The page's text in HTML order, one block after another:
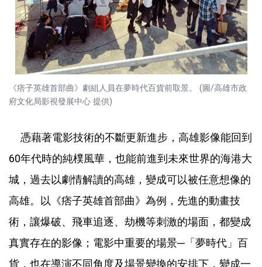
《痞子英雄首部曲》劇組人員在夢時代百貨前取景。 (圖/高雄市政
府文化局影視發展中心 提供)
憑藉著電影技術的不斷更新進步，高雄影像能回到
60年代時的純樸風華，也能前進到未來世界的海港大
城，過去以劇情解讀的高雄，變成可以被任意想像的
高雄。以《痞子英雄首部曲》為例，先進的動畫技
術，讓爆破、飛車追逐、劫機等刺激的場面，都變成
真實存在的影像；電影中重要的場景─「夢時代」百
貨，也在導演不同角度及場景變換的安排下，變成一